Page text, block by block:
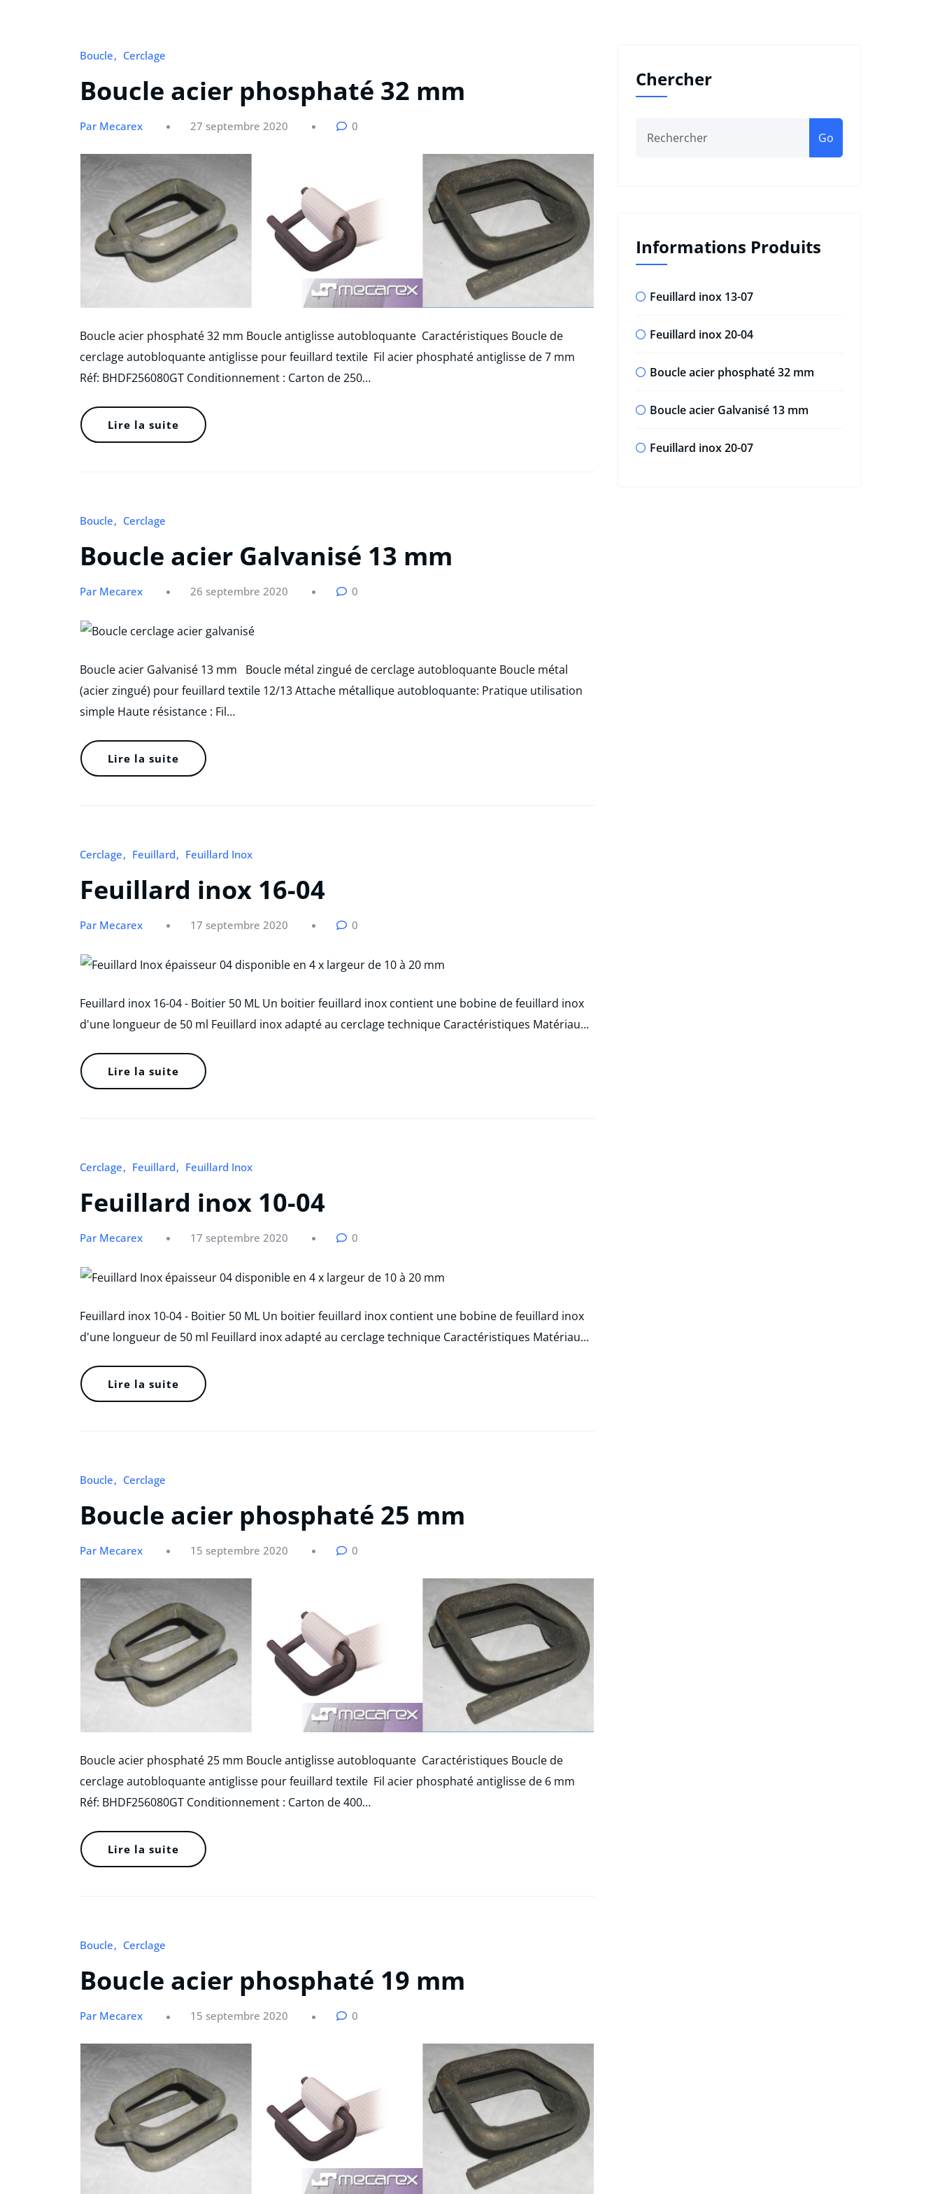
Boucle Cerclage
Boucle acier phosphaté 32 mm
Par Mecarex 27 septembre 2020 0
Boucle acier phosphaté 32 mm Boucle antiglisse autobloquante Caractéristiques Boucle de
cerclage autobloquante antiglisse pour feuillard textile Fil acier phosphaté antiglisse de 7 mm
Réf: BHDF256080GT Conditionnement : Carton de 250…
Lire la suite
Boucle Cerclage
Boucle acier Galvanisé 13 mm
Par Mecarex 26 septembre 2020 0
Boucle acier Galvanisé 13 mm Boucle métal zingué de cerclage autobloquante Boucle métal
(acier zingué) pour feuillard textile 12/13 Attache métallique autobloquante: Pratique utilisation
simple Haute résistance : Fil…
Lire la suite
Cerclage Feuillard Feuillard Inox
Feuillard inox 16-04
Par Mecarex 17 septembre 2020 0
Feuillard inox 16-04 - Boitier 50 ML Un boitier feuillard inox contient une bobine de feuillard inox
d'une longueur de 50 ml Feuillard inox adapté au cerclage technique Caractéristiques Matériau…
Lire la suite
Cerclage Feuillard Feuillard Inox
Feuillard inox 10-04
Par Mecarex 17 septembre 2020 0
Feuillard inox 10-04 - Boitier 50 ML Un boitier feuillard inox contient une bobine de feuillard inox
d'une longueur de 50 ml Feuillard inox adapté au cerclage technique Caractéristiques Matériau…
Lire la suite
Boucle Cerclage
Boucle acier phosphaté 25 mm
Par Mecarex 15 septembre 2020 0
Boucle acier phosphaté 25 mm Boucle antiglisse autobloquante Caractéristiques Boucle de
cerclage autobloquante antiglisse pour feuillard textile Fil acier phosphaté antiglisse de 6 mm
Réf: BHDF256080GT Conditionnement : Carton de 400…
Lire la suite
Boucle Cerclage
Boucle acier phosphaté 19 mm
Par Mecarex 15 septembre 2020 0
Chercher
Go
Informations Produits
Feuillard inox 13-07
Feuillard inox 20-04
Boucle acier phosphaté 32 mm
Boucle acier Galvanisé 13 mm
Feuillard inox 20-07